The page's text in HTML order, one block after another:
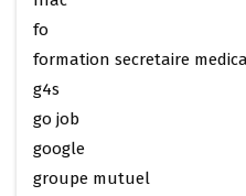
fo
formation secretaire
g4s
go job
google
groupe mutuel